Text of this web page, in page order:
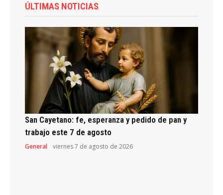
ÚLTIMAS NOTICIAS
San Cayetano: fe, esperanza y pedido de pan y
trabajo este 7 de agosto
General viernes 7 de agosto de 2026